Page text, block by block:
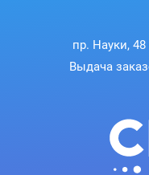
пр. Науки,
Выдача